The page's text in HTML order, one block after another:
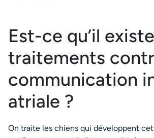
Est-ce qu’il
traitements
communication
atriale ?
On traite les chiens qui développent